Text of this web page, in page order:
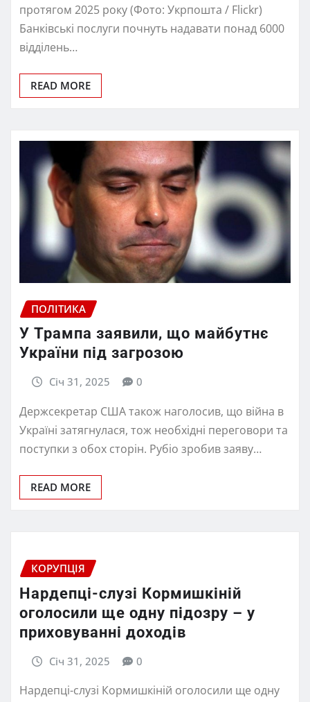
протягом 2025 року (Фото: Укрпошта / Flickr)
Банківські послуги почнуть надавати понад 6000
відділень…
READ MORE
ПОЛІТИКА
У Трампа заявили, що майбутнє
України під загрозою
Січ 31, 2025 0
Держсекретар США також наголосив, що війна в
Україні затягнулася, тож необхідні переговори та
поступки з обох сторін. Рубіо зробив заяву…
READ MORE
КОРУПЦІЯ
Нардепці-слузі Кормишкіній
оголосили ще одну підозру – у
приховуванні доходів
Січ 31, 2025 0
Нардепці-слузі Кормишкіній оголосили ще одну